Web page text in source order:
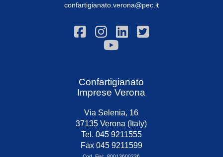
confartigianato.verona@pec.it
Confartigianato
Imprese Verona
Via Selenia, 16
37135 Verona (Italy)
Tel. 045 9211555
Fax 045 9211599